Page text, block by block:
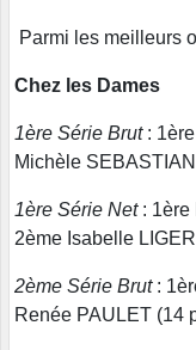
Parmi les meilleurs
Chez les Dames
1ère Série Brut: 1ère
Michèle
1ère Série Net: 1ère
2ème Isabelle
2ème Série Brut:
Renée PAULET (14